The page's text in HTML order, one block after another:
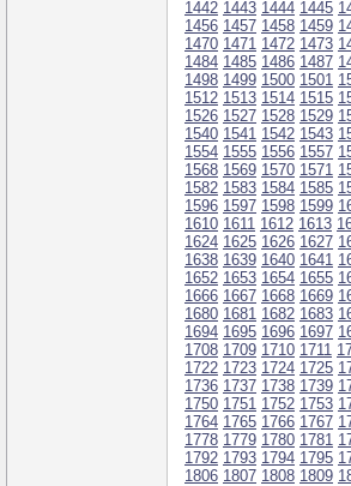
1442 1443 1444 1445
1456 1457 1458 1459
1470 1471 1472 1473
1484 1485 1486 1487
1498 1499 1500 1501
1512 1513 1514 1515
1526 1527 1528 1529
1540 1541 1542 1543
1554 1555 1556 1557
1568 1569 1570 1571
1582 1583 1584 1585
1596 1597 1598 1599
1610 1611 1612 1613
1624 1625 1626 1627
1638 1639 1640 1641
1652 1653 1654 1655
1666 1667 1668 1669
1680 1681 1682 1683
1694 1695 1696 1697
1708 1709 1710 1711
1722 1723 1724 1725
1736 1737 1738 1739
1750 1751 1752 1753
1764 1765 1766 1767
1778 1779 1780 1781
1792 1793 1794 1795
1806 1807 1808 1809